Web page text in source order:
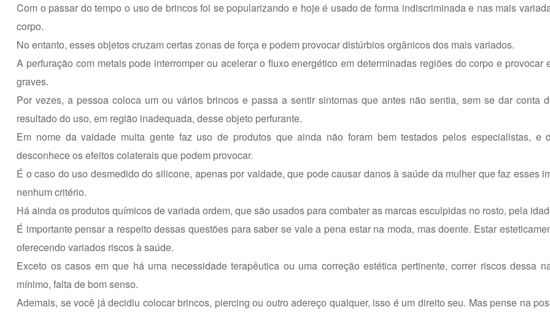
Com o passar do tempo o uso de brincos foi se popularizando e hoje é usado de forma indiscriminada e nas mais
corpo.
No entanto, esses objetos cruzam certas zonas de força e podem provocar distúrbios orgânicos dos mais variados.
A perfuração com metais pode interromper ou acelerar o fluxo energético em determinadas regiões do corpo e provocar
graves.
Por vezes, a pessoa coloca um ou vários brincos e passa a sentir sintomas que antes não sentia, sem se dar conta
resultado do uso, em região inadequada, desse objeto perfurante.
Em nome da vaidade muita gente faz uso de produtos que ainda não foram bem testados pelos especialistas, e
desconhece os efeitos colaterais que podem provocar.
É o caso do uso desmedido do silicone, apenas por vaidade, que pode causar danos à saúde da mulher que faz esses
nenhum critério.
Há ainda os produtos químicos de variada ordem, que são usados para combater as marcas esculpidas no rosto, pela
É importante pensar a respeito dessas questões para saber se vale a pena estar na moda, mas doente. Estar
oferecendo variados riscos à saúde.
Exceto os casos em que há uma necessidade terapêutica ou uma correção estética pertinente, correr riscos dessa
mínimo, falta de bom senso.
Ademais, se você já decidiu colocar brincos, piercing ou outro adereço qualquer, isso é um direito seu. Mas pense na